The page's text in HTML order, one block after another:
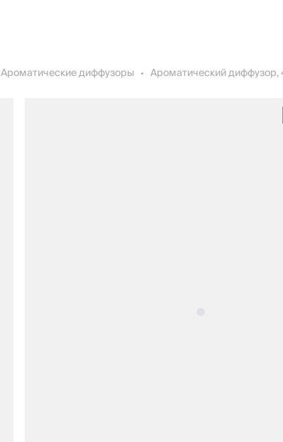
Ароматические диффузоры Ароматический диффузор,